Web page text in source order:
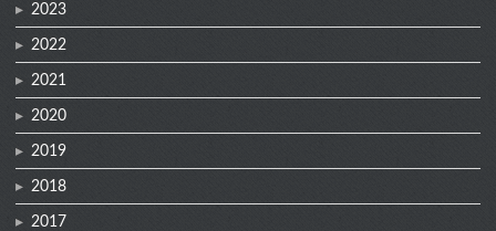
2023
2022
2021
2020
2019
2018
2017